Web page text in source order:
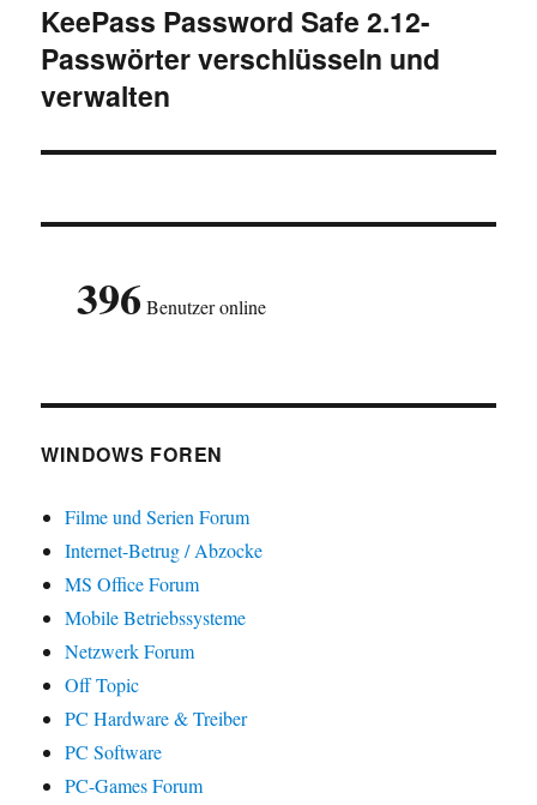
Nächster
Beitrag:
KeePass Password Safe 2.12-
Passwörter verschlüsseln und
verwalten
396 Benutzer online
WINDOWS FOREN
Filme und Serien Forum
Internet-Betrug / Abzocke
MS Office Forum
Mobile Betriebssysteme
Netzwerk Forum
Off Topic
PC Hardware & Treiber
PC Software
PC-Games Forum